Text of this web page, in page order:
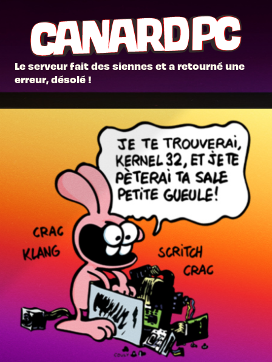
Le serveur fait des siennes et a retourné une
erreur, désolé !